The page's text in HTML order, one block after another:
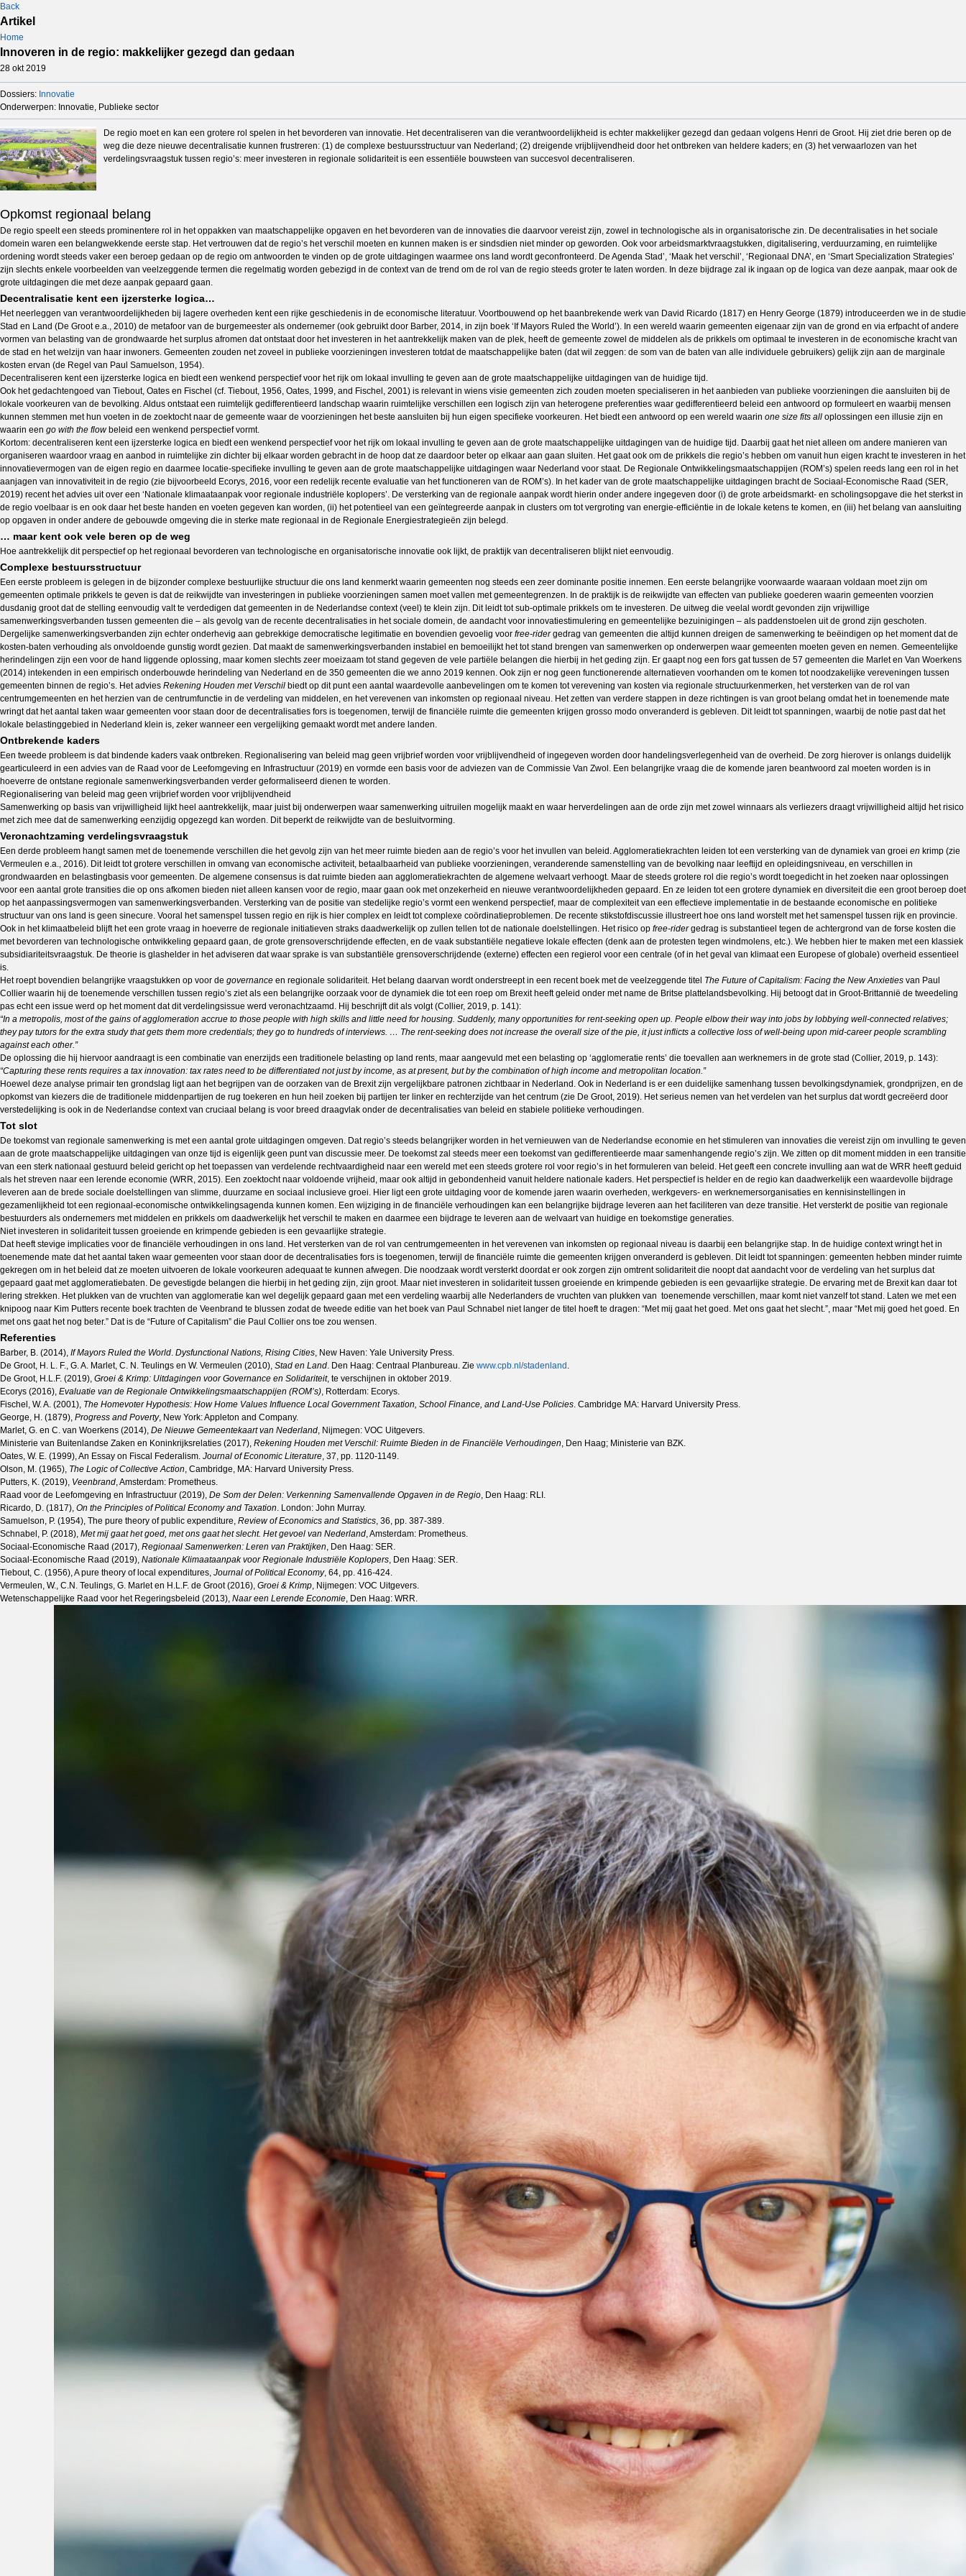
Back
Artikel
Home
Innoveren in de regio: makkelijker gezegd dan gedaan
28 okt 2019
Dossiers: Innovatie
Onderwerpen: Innovatie, Publieke sector
De regio moet en kan een grotere rol spelen in het bevorderen van innovatie. Het decentraliseren van die verantwoordelijkheid is echter makkelijker gezegd dan gedaan volgens Henri de Groot. Hij ziet drie beren op de
weg die deze nieuwe decentralisatie kunnen frustreren: (1) de complexe bestuursstructuur van Nederland; (2) dreigende vrijblijvendheid door het ontbreken van heldere kaders; en (3) het verwaarlozen van het
verdelingsvraagstuk tussen regio’s: meer investeren in regionale solidariteit is een essentiële bouwsteen van succesvol decentraliseren.
Opkomst regionaal belang
De regio speelt een steeds prominentere rol in het oppakken van maatschappelijke opgaven en het bevorderen van de innovaties die daarvoor vereist zijn, zowel in technologische als in organisatorische zin. De decentralisaties in het sociale
domein waren een belangwekkende eerste stap. Het vertrouwen dat de regio’s het verschil moeten en kunnen maken is er sindsdien niet minder op geworden. Ook voor arbeidsmarktvraagstukken, digitalisering, verduurzaming, en ruimtelijke
ordening wordt steeds vaker een beroep gedaan op de regio om antwoorden te vinden op de grote uitdagingen waarmee ons land wordt geconfronteerd. De Agenda Stad’, ‘Maak het verschil’, ‘Regionaal DNA’, en ‘Smart Specialization Strategies’
zijn slechts enkele voorbeelden van veelzeggende termen die regelmatig worden gebezigd in de context van de trend om de rol van de regio steeds groter te laten worden. In deze bijdrage zal ik ingaan op de logica van deze aanpak, maar ook de
grote uitdagingen die met deze aanpak gepaard gaan.
Decentralisatie kent een ijzersterke logica…
Het neerleggen van verantwoordelijkheden bij lagere overheden kent een rijke geschiedenis in de economische literatuur. Voortbouwend op het baanbrekende werk van David Ricardo (1817) en Henry George (1879) introduceerden we in de studie
Stad en Land (De Groot e.a., 2010) de metafoor van de burgemeester als ondernemer (ook gebruikt door Barber, 2014, in zijn boek ‘If Mayors Ruled the World’). In een wereld waarin gemeenten eigenaar zijn van de grond en via erfpacht of andere
vormen van belasting van de grondwaarde het surplus afromen dat ontstaat door het investeren in het aantrekkelijk maken van de plek, heeft de gemeente zowel de middelen als de prikkels om optimaal te investeren in de economische kracht van
de stad en het welzijn van haar inwoners. Gemeenten zouden net zoveel in publieke voorzieningen investeren totdat de maatschappelijke baten (dat wil zeggen: de som van de baten van alle individuele gebruikers) gelijk zijn aan de marginale
kosten ervan (de Regel van Paul Samuelson, 1954).
Decentraliseren kent een ijzersterke logica en biedt een wenkend perspectief voor het rijk om lokaal invulling te geven aan de grote maatschappelijke uitdagingen van de huidige tijd.
Ook het gedachtengoed van Tiebout, Oates en Fischel (cf. Tiebout, 1956, Oates, 1999, and Fischel, 2001) is relevant in wiens visie gemeenten zich zouden moeten specialiseren in het aanbieden van publieke voorzieningen die aansluiten bij de
lokale voorkeuren van de bevolking. Aldus ontstaat een ruimtelijk gedifferentieerd landschap waarin ruimtelijke verschillen een logisch zijn van heterogene preferenties waar gedifferentieerd beleid een antwoord op formuleert en waarbij mensen
kunnen stemmen met hun voeten in de zoektocht naar de gemeente waar de voorzieningen het beste aansluiten bij hun eigen specifieke voorkeuren. Het biedt een antwoord op een wereld waarin one size fits all oplossingen een illusie zijn en
waarin een go with the flowbeleid een wenkend perspectief vormt.
Kortom: decentraliseren kent een ijzersterke logica en biedt een wenkend perspectief voor het rijk om lokaal invulling te geven aan de grote maatschappelijke uitdagingen van de huidige tijd. Daarbij gaat het niet alleen om andere manieren van
organiseren waardoor vraag en aanbod in ruimtelijke zin dichter bij elkaar worden gebracht in de hoop dat ze daardoor beter op elkaar aan gaan sluiten. Het gaat ook om de prikkels die regio’s hebben om vanuit hun eigen kracht te investeren in het
innovatievermogen van de eigen regio en daarmee locatie-specifieke invulling te geven aan de grote maatschappelijke uitdagingen waar Nederland voor staat. De Regionale Ontwikkelingsmaatschappijen (ROM’s) spelen reeds lang een rol in het
aanjagen van innovativiteit in de regio (zie bijvoorbeeld Ecorys, 2016, voor een redelijk recente evaluatie van het functioneren van de ROM’s). In het kader van de grote maatschappelijke uitdagingen bracht de Sociaal-Economische Raad (SER,
2019) recent het advies uit over een ‘Nationale klimaataanpak voor regionale industriële koplopers’. De versterking van de regionale aanpak wordt hierin onder andere ingegeven door (i) de grote arbeidsmarkt- en scholingsopgave die het sterkst in
de regio voelbaar is en ook daar het beste handen en voeten gegeven kan worden, (ii) het potentieel van een geïntegreerde aanpak in clusters om tot vergroting van energie-efficiëntie in de lokale ketens te komen, en (iii) het belang van aansluiting
op opgaven in onder andere de gebouwde omgeving die in sterke mate regionaal in de Regionale Energiestrategieën zijn belegd.
… maar kent ook vele beren op de weg
Hoe aantrekkelijk dit perspectief op het regionaal bevorderen van technologische en organisatorische innovatie ook lijkt, de praktijk van decentraliseren blijkt niet eenvoudig.
Complexe bestuursstructuur
Een eerste probleem is gelegen in de bijzonder complexe bestuurlijke structuur die ons land kenmerkt waarin gemeenten nog steeds een zeer dominante positie innemen. Een eerste belangrijke voorwaarde waaraan voldaan moet zijn om
gemeenten optimale prikkels te geven is dat de reikwijdte van investeringen in publieke voorzieningen samen moet vallen met gemeentegrenzen. In de praktijk is de reikwijdte van effecten van publieke goederen waarin gemeenten voorzien
dusdanig groot dat de stelling eenvoudig valt te verdedigen dat gemeenten in de Nederlandse context (veel) te klein zijn. Dit leidt tot sub-optimale prikkels om te investeren. De uitweg die veelal wordt gevonden zijn vrijwillige
samenwerkingsverbanden tussen gemeenten die – als gevolg van de recente decentralisaties in het sociale domein, de aandacht voor innovatiestimulering en gemeentelijke bezuinigingen – als paddenstoelen uit de grond zijn geschoten.
Dergelijke samenwerkingsverbanden zijn echter onderhevig aan gebrekkige democratische legitimatie en bovendien gevoelig voor free-ridergedrag van gemeenten die altijd kunnen dreigen de samenwerking te beëindigen op het moment dat de
kosten-baten verhouding als onvoldoende gunstig wordt gezien. Dat maakt de samenwerkingsverbanden instabiel en bemoeilijkt het tot stand brengen van samenwerken op onderwerpen waar gemeenten moeten geven en nemen. Gemeentelijke
herindelingen zijn een voor de hand liggende oplossing, maar komen slechts zeer moeizaam tot stand gegeven de vele partiële belangen die hierbij in het geding zijn. Er gaapt nog een fors gat tussen de 57 gemeenten die Marlet en Van Woerkens
(2014) intekenden in een empirisch onderbouwde herindeling van Nederland en de 350 gemeenten die we anno 2019 kennen. Ook zijn er nog geen functionerende alternatieven voorhanden om te komen tot noodzakelijke vereveningen tussen
gemeenten binnen de regio’s. Het advies Rekening Houden met Verschil biedt op dit punt een aantal waardevolle aanbevelingen om te komen tot verevening van kosten via regionale structuurkenmerken, het versterken van de rol van
centrumgemeenten en het herzien van de centrumfunctie in de verdeling van middelen, en het verevenen van inkomsten op regionaal niveau. Het zetten van verdere stappen in deze richtingen is van groot belang omdat het in toenemende mate
wringt dat het aantal taken waar gemeenten voor staan door de decentralisaties fors is toegenomen, terwijl de financiële ruimte die gemeenten krijgen grosso modo onveranderd is gebleven. Dit leidt tot spanningen, waarbij de notie past dat het
lokale belastinggebied in Nederland klein is, zeker wanneer een vergelijking gemaakt wordt met andere landen.
Ontbrekende kaders
Een tweede probleem is dat bindende kaders vaak ontbreken. Regionalisering van beleid mag geen vrijbrief worden voor vrijblijvendheid of ingegeven worden door handelingsverlegenheid van de overheid. De zorg hierover is onlangs duidelijk
gearticuleerd in een advies van de Raad voor de Leefomgeving en Infrastructuur (2019) en vormde een basis voor de adviezen van de Commissie Van Zwol. Een belangrijke vraag die de komende jaren beantwoord zal moeten worden is in
hoeverre de ontstane regionale samenwerkingsverbanden verder geformaliseerd dienen te worden.
Regionalisering van beleid mag geen vrijbrief worden voor vrijblijvendheid
Samenwerking op basis van vrijwilligheid lijkt heel aantrekkelijk, maar juist bij onderwerpen waar samenwerking uitruilen mogelijk maakt en waar herverdelingen aan de orde zijn met zowel winnaars als verliezers draagt vrijwilligheid altijd het risico
met zich mee dat de samenwerking eenzijdig opgezegd kan worden. Dit beperkt de reikwijdte van de besluitvorming.
Veronachtzaming verdelingsvraagstuk
Een derde probleem hangt samen met de toenemende verschillen die het gevolg zijn van het meer ruimte bieden aan de regio’s voor het invullen van beleid. Agglomeratiekrachten leiden tot een versterking van de dynamiek van groei en krimp (zie
Vermeulen e.a., 2016). Dit leidt tot grotere verschillen in omvang van economische activiteit, betaalbaarheid van publieke voorzieningen, veranderende samenstelling van de bevolking naar leeftijd en opleidingsniveau, en verschillen in
grondwaarden en belastingbasis voor gemeenten. De algemene consensus is dat ruimte bieden aan agglomeratiekrachten de algemene welvaart verhoogt. Maar de steeds grotere rol die regio’s wordt toegedicht in het zoeken naar oplossingen
voor een aantal grote transities die op ons afkomen bieden niet alleen kansen voor de regio, maar gaan ook met onzekerheid en nieuwe verantwoordelijkheden gepaard. En ze leiden tot een grotere dynamiek en diversiteit die een groot beroep doet
op het aanpassingsvermogen van samenwerkingsverbanden. Versterking van de positie van stedelijke regio’s vormt een wenkend perspectief, maar de complexiteit van een effectieve implementatie in de bestaande economische en politieke
structuur van ons land is geen sinecure. Vooral het samenspel tussen regio en rijk is hier complex en leidt tot complexe coördinatieproblemen. De recente stikstofdiscussie illustreert hoe ons land worstelt met het samenspel tussen rijk en provincie.
Ook in het klimaatbeleid blijft het een grote vraag in hoeverre de regionale initiatieven straks daadwerkelijk op zullen tellen tot de nationale doelstellingen. Het risico op free-ridergedrag is substantieel tegen de achtergrond van de forse kosten die
met bevorderen van technologische ontwikkeling gepaard gaan, de grote grensoverschrijdende effecten, en de vaak substantiële negatieve lokale effecten (denk aan de protesten tegen windmolens, etc.). We hebben hier te maken met een klassiek
subsidiariteitsvraagstuk. De theorie is glashelder in het adviseren dat waar sprake is van substantiële grensoverschrijdende (externe) effecten een regierol voor een centrale (of in het geval van klimaat een Europese of globale) overheid essentieel
is.
Het roept bovendien belangrijke vraagstukken op voor de governance en regionale solidariteit. Het belang daarvan wordt onderstreept in een recent boek met de veelzeggende titel The Future of Capitalism: Facing the New Anxieties van Paul
Collier waarin hij de toenemende verschillen tussen regio’s ziet als een belangrijke oorzaak voor de dynamiek die tot een roep om Brexit heeft geleid onder met name de Britse plattelandsbevolking. Hij betoogt dat in Groot-Brittannië de tweedeling
pas echt een issue werd op het moment dat dit verdelingsissue werd veronachtzaamd. Hij beschrijft dit als volgt (Collier, 2019, p. 141):
“In a metropolis, most of the gains of agglomeration accrue to those people with high skills and little need for housing. Suddenly, many opportunities for rent-seeking open up. People elbow their way into jobs by lobbying well-connected relatives;
they pay tutors for the extra study that gets them more credentials; they go to hundreds of interviews. … The rent-seeking does not increase the overall size of the pie, it just inflicts a collective loss of well-being upon mid-career people scrambling
against each other.”
De oplossing die hij hiervoor aandraagt is een combinatie van enerzijds een traditionele belasting op land rents, maar aangevuld met een belasting op ‘agglomeratie rents’ die toevallen aan werknemers in de grote stad (Collier, 2019, p. 143):
“Capturing these rents requires a tax innovation: tax rates need to be differentiated not just by income, as at present, but by the combination of high income and metropolitan location.”
Hoewel deze analyse primair ten grondslag ligt aan het begrijpen van de oorzaken van de Brexit zijn vergelijkbare patronen zichtbaar in Nederland. Ook in Nederland is er een duidelijke samenhang tussen bevolkingsdynamiek, grondprijzen, en de
opkomst van kiezers die de traditionele middenpartijen de rug toekeren en hun heil zoeken bij partijen ter linker en rechterzijde van het centrum (zie De Groot, 2019). Het serieus nemen van het verdelen van het surplus dat wordt gecreëerd door
verstedelijking is ook in de Nederlandse context van cruciaal belang is voor breed draagvlak onder de decentralisaties van beleid en stabiele politieke verhoudingen.
Tot slot
De toekomst van regionale samenwerking is met een aantal grote uitdagingen omgeven. Dat regio’s steeds belangrijker worden in het vernieuwen van de Nederlandse economie en het stimuleren van innovaties die vereist zijn om invulling te geven
aan de grote maatschappelijke uitdagingen van onze tijd is eigenlijk geen punt van discussie meer. De toekomst zal steeds meer een toekomst van gedifferentieerde maar samenhangende regio’s zijn. We zitten op dit moment midden in een transitie
van een sterk nationaal gestuurd beleid gericht op het toepassen van verdelende rechtvaardigheid naar een wereld met een steeds grotere rol voor regio’s in het formuleren van beleid. Het geeft een concrete invulling aan wat de WRR heeft geduid
als het streven naar een lerende economie (WRR, 2015). Een zoektocht naar voldoende vrijheid, maar ook altijd in gebondenheid vanuit heldere nationale kaders. Het perspectief is helder en de regio kan daadwerkelijk een waardevolle bijdrage
leveren aan de brede sociale doelstellingen van slimme, duurzame en sociaal inclusieve groei. Hier ligt een grote uitdaging voor de komende jaren waarin overheden, werkgevers- en werknemersorganisaties en kennisinstellingen in
gezamenlijkheid tot een regionaal-economische ontwikkelingsagenda kunnen komen. Een wijziging in de financiële verhoudingen kan een belangrijke bijdrage leveren aan het faciliteren van deze transitie. Het versterkt de positie van regionale
bestuurders als ondernemers met middelen en prikkels om daadwerkelijk het verschil te maken en daarmee een bijdrage te leveren aan de welvaart van huidige en toekomstige generaties.
Niet investeren in solidariteit tussen groeiende en krimpende gebieden is een gevaarlijke strategie.
Dat heeft stevige implicaties voor de financiële verhoudingen in ons land. Het versterken van de rol van centrumgemeenten in het verevenen van inkomsten op regionaal niveau is daarbij een belangrijke stap. In de huidige context wringt het in
toenemende mate dat het aantal taken waar gemeenten voor staan door de decentralisaties fors is toegenomen, terwijl de financiële ruimte die gemeenten krijgen onveranderd is gebleven. Dit leidt tot spanningen: gemeenten hebben minder ruimte
gekregen om in het beleid dat ze moeten uitvoeren de lokale voorkeuren adequaat te kunnen afwegen. Die noodzaak wordt versterkt doordat er ook zorgen zijn omtrent solidariteit die noopt dat aandacht voor de verdeling van het surplus dat
gepaard gaat met agglomeratiebaten. De gevestigde belangen die hierbij in het geding zijn, zijn groot. Maar niet investeren in solidariteit tussen groeiende en krimpende gebieden is een gevaarlijke strategie. De ervaring met de Brexit kan daar tot
lering strekken. Het plukken van de vruchten van agglomeratie kan wel degelijk gepaard gaan met een verdeling waarbij alle Nederlanders de vruchten van plukken van toenemende verschillen, maar komt niet vanzelf tot stand. Laten we met een
knipoog naar Kim Putters recente boek trachten de Veenbrand te blussen zodat de tweede editie van het boek van Paul Schnabel niet langer de titel hoeft te dragen: “Met mij gaat het goed. Met ons gaat het slecht.”, maar “Met mij goed het goed. En
met ons gaat het nog beter.” Dat is de “Future of Capitalism” die Paul Collier ons toe zou wensen.
Referenties
Barber, B. (2014), If Mayors Ruled the World. Dysfunctional Nations, Rising Cities, New Haven: Yale University Press.
De Groot, H. L. F., G. A. Marlet, C. N. Teulings en W. Vermeulen (2010), Stad en Land. Den Haag: Centraal Planbureau. Zie www.cpb.nl/stadenland .
De Groot, H.L.F. (2019), Groei & Krimp: Uitdagingen voor Governance en Solidariteit, te verschijnen in oktober 2019.
Ecorys (2016), Evaluatie van de Regionale Ontwikkelingsmaatschappijen (ROM’s), Rotterdam: Ecorys.
Fischel, W. A. (2001), The Homevoter Hypothesis: How Home Values Influence Local Government Taxation, School Finance, and Land-Use Policies. Cambridge MA: Harvard University Press.
George, H. (1879), Progress and Poverty, New York: Appleton and Company.
Marlet, G. en C. van Woerkens (2014), De Nieuwe Gemeentekaart van Nederland, Nijmegen: VOC Uitgevers.
Ministerie van Buitenlandse Zaken en Koninkrijksrelaties (2017), Rekening Houden met Verschil: Ruimte Bieden in de Financiële Verhoudingen, Den Haag; Ministerie van BZK.
Oates, W. E. (1999), An Essay on Fiscal Federalism. Journal of Economic Literature, 37, pp. 1120-1149.
Olson, M. (1965), The Logic of Collective Action, Cambridge, MA: Harvard University Press.
Putters, K. (2019), Veenbrand, Amsterdam: Prometheus.
Raad voor de Leefomgeving en Infrastructuur (2019), De Som der Delen: Verkenning Samenvallende Opgaven in de Regio, Den Haag: RLI.
Ricardo, D. (1817), On the Principles of Political Economy and Taxation. London: John Murray.
Samuelson, P. (1954), The pure theory of public expenditure, Review of Economics and Statistics, 36, pp. 387-389.
Schnabel, P. (2018), Met mij gaat het goed, met ons gaat het slecht. Het gevoel van Nederland, Amsterdam: Prometheus.
Sociaal-Economische Raad (2017), Regionaal Samenwerken: Leren van Praktijken, Den Haag: SER.
Sociaal-Economische Raad (2019), Nationale Klimaataanpak voor Regionale Industriële Koplopers, Den Haag: SER.
Tiebout, C. (1956), A pure theory of local expenditures, Journal of Political Economy, 64, pp. 416-424.
Vermeulen, W., C.N. Teulings, G. Marlet en H.L.F. de Groot (2016), Groei & Krimp, Nijmegen: VOC Uitgevers.
Wetenschappelijke Raad voor het Regeringsbeleid (2013), Naar een Lerende Economie, Den Haag: WRR.